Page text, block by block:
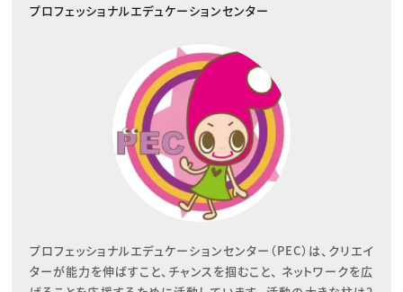
プロフェッショナルエデュケーションセンター
プロフェッショナルエデュケーションセンター（PEC）は、クリエイ
ターが能力を伸ばすこと、チャンスを掴むこと、 ネットワークを広